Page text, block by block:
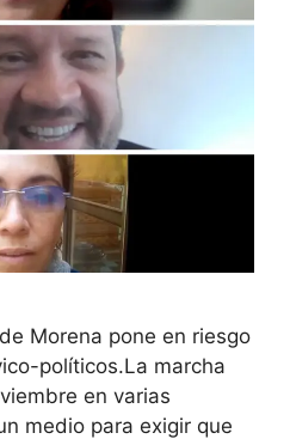
Morena pone en riesgo
políticos.La marcha
en varias
medio para exigir que